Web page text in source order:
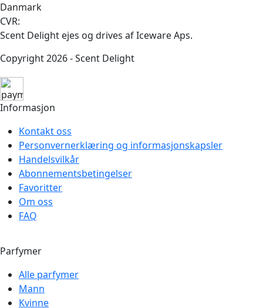
Danmark
CVR:
Scent Delight ejes og drives af Iceware Aps.
Copyright 2026 - Scent Delight
Informasjon
Kontakt oss
Personvernerklæring og informasjonskapsler
Handelsvilkår
Abonnementsbetingelser
Favoritter
Om oss
FAQ
Parfymer
Alle parfymer
Mann
Kvinne